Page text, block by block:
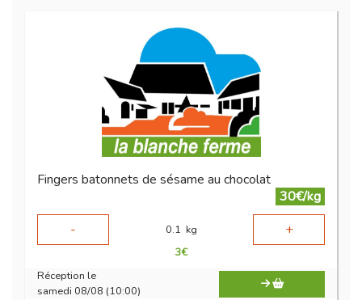
Fingers batonnets de sésame au chocolat
30€/kg
-
0.1 kg +
3€
Réception le
samedi 08/08 (10:00)